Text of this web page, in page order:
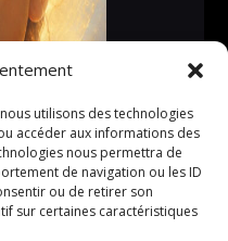
utilisons des technologies
accéder aux informations des
nous permettra de
de navigation ou les ID
ou de retirer son
sur certaines caractéristiques